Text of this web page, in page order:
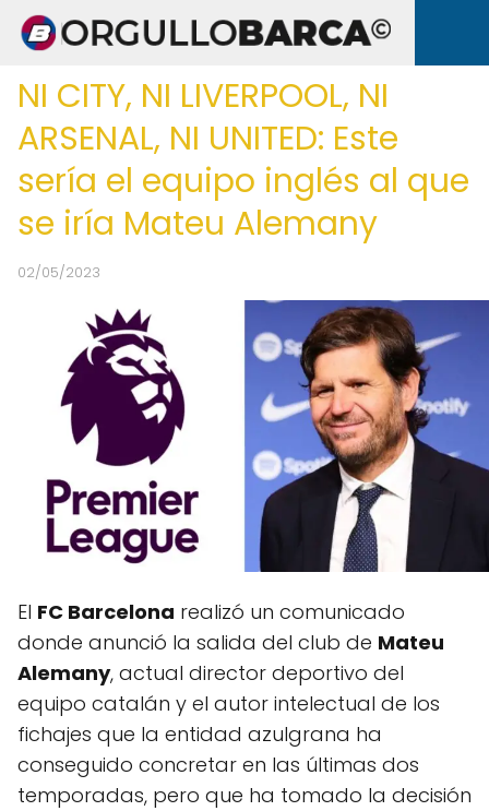
NI CITY, NI LIVERPOOL, NI
ARSENAL, NI UNITED: Este
sería el equipo inglés al que
se iría Mateu Alemany
02/05/2023
El FC Barcelona realizó un comunicado
donde anunció la salida del club de Mateu
Alemany, actual director deportivo del
equipo catalán y el autor intelectual de los
fichajes que la entidad azulgrana ha
conseguido concretar en las últimas dos
temporadas, pero que ha tomado la decisión